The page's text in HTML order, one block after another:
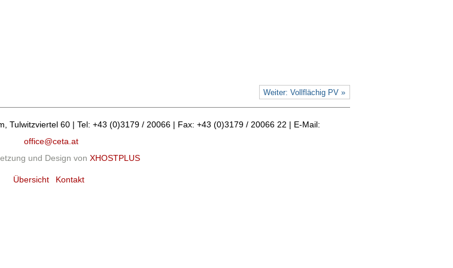
Weiter: Vollflächig PV »
Tulwitzviertel 60 | Tel: +43 (0)3179 / 20066 | Fax: +43 (0)3179 / 20066 22 | E-Mail:
office@ceta.at
und Design von XHOSTPLUS
Übersicht Kontakt